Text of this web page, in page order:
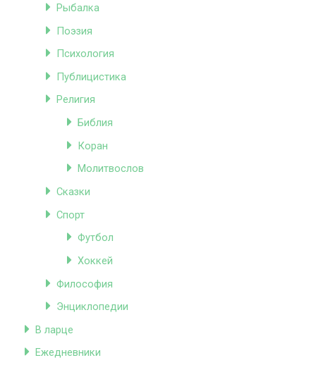
Рыбалка
Поэзия
Психология
Публицистика
Религия
Библия
Коран
Молитвослов
Сказки
Спорт
Футбол
Хоккей
Философия
Энциклопедии
В ларце
Ежедневники